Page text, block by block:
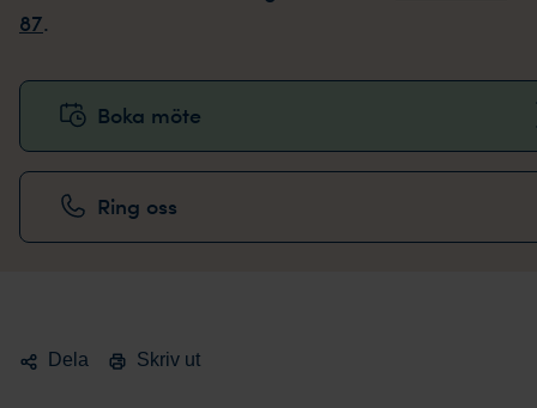
87.
Boka möte
Ring oss
Dela Skriv ut